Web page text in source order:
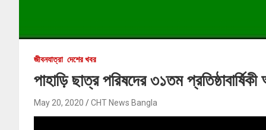
জীবনযাত্রা দেশের খবর
পাহাড়ি ছাত্র পরিষদের ৩১তম
May 20, 2020 CHT News Bangla